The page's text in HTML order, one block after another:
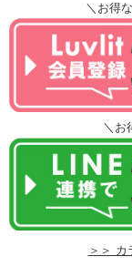
＼お得な
＼お
＞＞ カ